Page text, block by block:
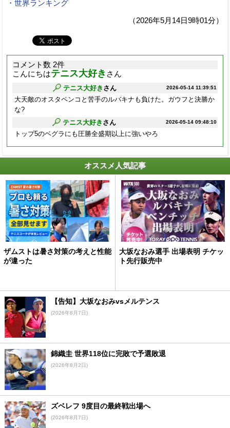
・世界ランキング
（2026年5月14日9時01分）
コメント数 2件
こんにちはテニス大好き さん
2026-05-14 11:39:51
テニス大好き さん
大天敵のオスタペンコと苦手のルバキナも負けた。ガウフと決勝か
な?
2026-05-14 09:48:10
テニス大好き さん
トップ5のベグラにも圧勝全盛期以上に強いやろ
オススメ人気記事
ザムストは暑さ対策の考えと性能
が違った
大坂なおみ選手 出場表明 チケッ
ト先行販売中
【告知】大坂なおみvsメルテンス
(2026年8月7日)
錦織圭 世界118位に完敗で予選敗退
(2026年8月2日)
ズベレフ 9度目の最終戦出場へ
(2026年8月7日)